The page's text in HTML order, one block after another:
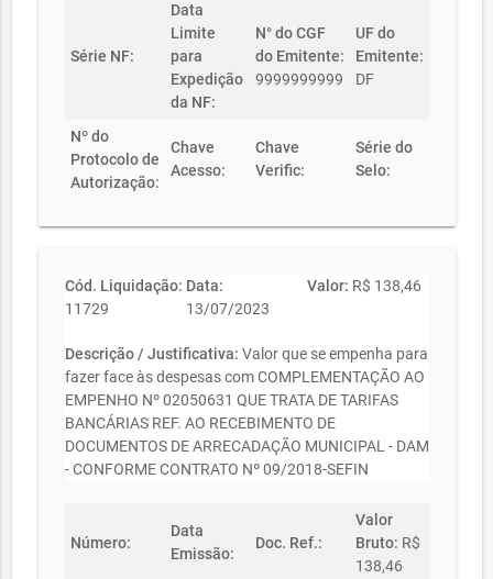
Série NF:
Data
Limite
para
Expedição
da NF:
N° do CGF
do Emitente:
9999999999
UF do
Emitente:
DF
Nº do
Protocolo de
Autorização:
Chave
Acesso:
Chave
Verific:
Série do
Selo:
Cód. Liquidação:
11729
Data:
13/07/2023
Valor: R$ 138,46
Descrição / Justificativa: Valor que se empenha para
fazer face às despesas com COMPLEMENTAÇÃO AO
EMPENHO Nº 02050631 QUE TRATA DE TARIFAS
BANCÁRIAS REF. AO RECEBIMENTO DE
DOCUMENTOS DE ARRECADAÇÃO MUNICIPAL - DAM
- CONFORME CONTRATO Nº 09/2018-SEFIN
Número:
Data
Emissão:
Doc. Ref.:
Valor
Bruto: R$
138,46